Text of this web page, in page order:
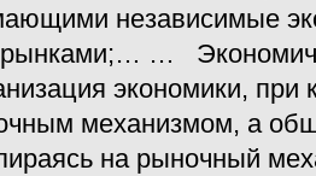
независимые
рынками;… …
экономики, при
механизмом, а
на рыночный